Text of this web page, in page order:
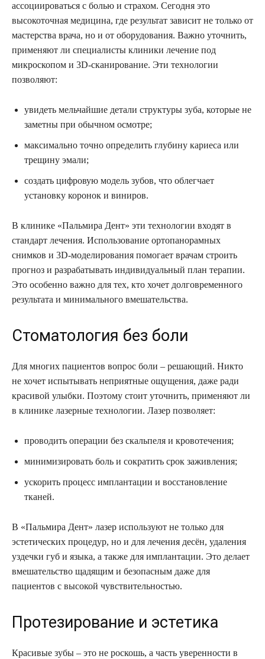
ассоциироваться с болью и страхом. Сегодня это
высокоточная медицина, где результат зависит не только от
мастерства врача, но и от оборудования. Важно уточнить,
применяют ли специалисты клиники лечение под
микроскопом и 3D-сканирование. Эти технологии
позволяют:
увидеть мельчайшие детали структуры зуба, которые не
заметны при обычном осмотре;
максимально точно определить глубину кариеса или
трещину эмали;
создать цифровую модель зубов, что облегчает
установку коронок и виниров.
В клинике «Пальмира Дент» эти технологии входят в
стандарт лечения. Использование ортопанорамных
снимков и 3D-моделирования помогает врачам строить
прогноз и разрабатывать индивидуальный план терапии.
Это особенно важно для тех, кто хочет долговременного
результата и минимального вмешательства.
Стоматология без боли
Для многих пациентов вопрос боли – решающий. Никто
не хочет испытывать неприятные ощущения, даже ради
красивой улыбки. Поэтому стоит уточнить, применяют ли
в клинике лазерные технологии. Лазер позволяет:
проводить операции без скальпеля и кровотечения;
минимизировать боль и сократить срок заживления;
ускорить процесс имплантации и восстановление
тканей.
В «Пальмира Дент» лазер используют не только для
эстетических процедур, но и для лечения десён, удаления
уздечки губ и языка, а также для имплантации. Это делает
вмешательство щадящим и безопасным даже для
пациентов с высокой чувствительностью.
Протезирование и эстетика
Красивые зубы – это не роскошь, а часть уверенности в